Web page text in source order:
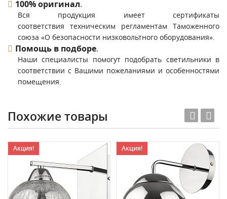
100% оригинал.
Вся продукция имеет сертификаты
соответствия техническим регламентам Таможенного
союза «О безопасности низковольтного оборудования».
Помощь в подборе.
Наши специалисты помогут подобрать светильники в
соответствии с Вашими пожеланиями и особенностями
помещения.
Похожие товары
Акция! Акция!